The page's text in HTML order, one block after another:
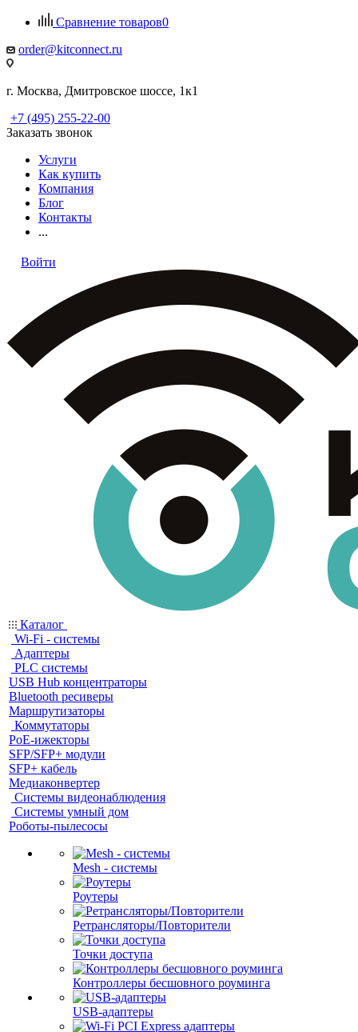
Сравнение товаров0
order@kitconnect.ru
г. Москва, Дмитровское шоссе, 1к1
+7 (495) 255-22-00
Заказать звонок
Услуги
Как купить
Компания
Блог
Контакты
...
Войти
Каталог
Wi-Fi - системы
Адаптеры
PLC системы
USB Hub концентраторы
Bluetooth ресиверы
Маршрутизаторы
Коммутаторы
PoE-ижекторы
SFP/SFP+ модули
SFP+ кабель
Медиаконвертер
Системы видеонаблюдения
Системы умный дом
Роботы-пылесосы
Mesh - системы
Роутеры
Ретрансляторы/Повторители
Точки доступа
Контроллеры бесшовного роуминга
USB-адаптеры